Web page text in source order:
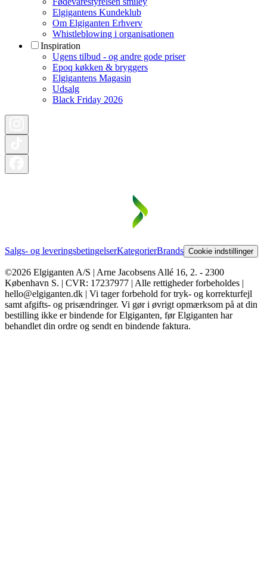
Elgigantens Kundeklub
Om Elgiganten Erhverv
Whistleblowing i organisationen
Inspiration
Ugens tilbud - og andre gode priser
Epoq køkken & bryggers
Elgigantens Magasin
Udsalg
Black Friday 2026
Salgs- og leveringsbetingelserKategorierBrands Cookie indstillinger
©2026 Elgiganten A/S | Arne Jacobsens Allé 16, 2. - 2300
København S. | CVR: 17237977 | Alle rettigheder forbeholdes |
hello@elgiganten.dk | Vi tager forbehold for tryk- og korrekturfejl
samt afgifts- og prisændringer. Vi gør i øvrigt opmærksom på at din
bestilling ikke er bindende for Elgiganten, før Elgiganten har
behandlet din ordre og sendt en bindende faktura.